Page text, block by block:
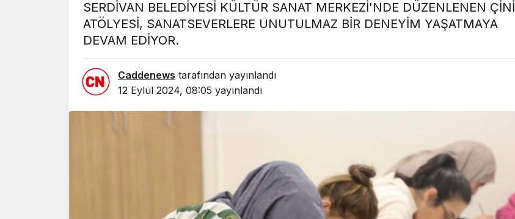
SERDİVAN BELEDİYESİ KÜLTÜR SANAT MERKEZİ'NDE DÜZENLENEN ÇİNİ
ATÖLYESİ, SANATSEVERLERE UNUTULMAZ BİR DENEYİM YAŞATMAYA
DEVAM EDİYOR.
Caddenews tarafından yayınlandı
12 Eylül 2024, 08:05 yayınlandı
AKDENİZ, BİR AÇIK
HAVA HAZİNESİ